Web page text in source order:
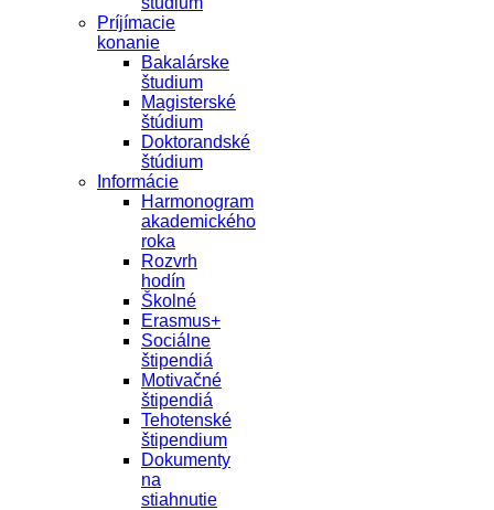
Príjímacie
konanie
Bakalárske
študium
Magisterské
štúdium
Doktorandské
štúdium
Informácie
Harmonogram
akademického
roka
Rozvrh
hodín
Školné
Erasmus+
Sociálne
štipendiá
Motivačné
štipendiá
Tehotenské
štipendium
Dokumenty
na
stiahnutie